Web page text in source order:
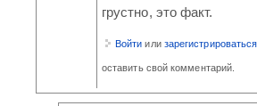
грустно, это факт.
Войти или зарегистрироваться
оставить свой комментарий.